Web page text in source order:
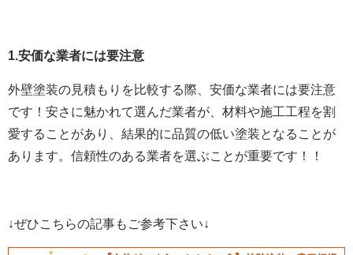
1.安価な業者には要注意
外壁塗装の見積もりを比較する際、安価な業者には要注意
です！安さに魅かれて選んだ業者が、材料や施工工程を割
愛することがあり、結果的に品質の低い塗装となることが
あります。信頼性のある業者を選ぶことが重要です！！
↓ぜひこちらの記事もご参考下さい↓